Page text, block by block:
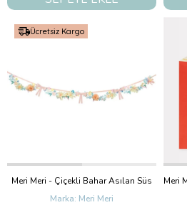
Meri Meri - Çiçekli Bahar Asılan Süs
Meri Meri
Ücretsiz Kargo